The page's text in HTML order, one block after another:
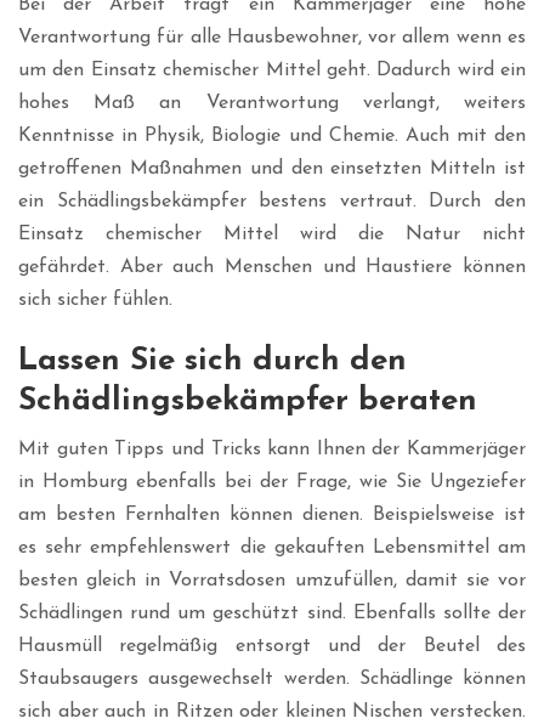
Bei der Arbeit trägt ein Kammerjäger eine hohe
Verantwortung für alle Hausbewohner, vor allem wenn es
um den Einsatz chemischer Mittel geht. Dadurch wird ein
hohes Maß an Verantwortung verlangt, weiters
Kenntnisse in Physik, Biologie und Chemie. Auch mit den
getroffenen Maßnahmen und den einsetzten Mitteln ist
ein Schädlingsbekämpfer bestens vertraut. Durch den
Einsatz chemischer Mittel wird die Natur nicht
gefährdet. Aber auch Menschen und Haustiere können
sich sicher fühlen.
Lassen Sie sich durch den
Schädlingsbekämpfer beraten
Mit guten Tipps und Tricks kann Ihnen der Kammerjäger
in Homburg ebenfalls bei der Frage, wie Sie Ungeziefer
am besten Fernhalten können dienen. Beispielsweise ist
es sehr empfehlenswert die gekauften Lebensmittel am
besten gleich in Vorratsdosen umzufüllen, damit sie vor
Schädlingen rund um geschützt sind. Ebenfalls sollte der
Hausmüll regelmäßig entsorgt und der Beutel des
Staubsaugers ausgewechselt werden. Schädlinge können
sich aber auch in Ritzen oder kleinen Nischen verstecken.